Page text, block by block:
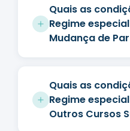
Quais as
Regime
Mudança de
Quais as
Regime
Outros Cursos